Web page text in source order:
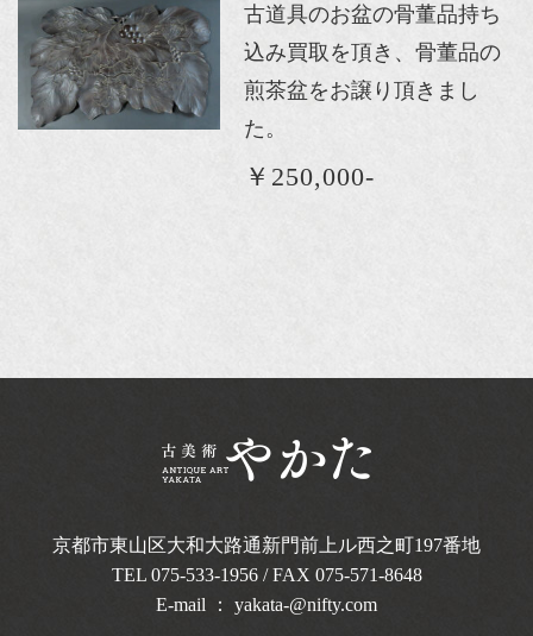
古道具のお盆の骨董品持ち
込み買取を頂き、骨董品の
煎茶盆をお譲り頂きまし
た。
￥250,000-
京都市東山区大和大路通新門前上ル西之町197番地
TEL 075-533-1956/ FAX 075-571-8648
E-mail ： yakata-@nifty.com